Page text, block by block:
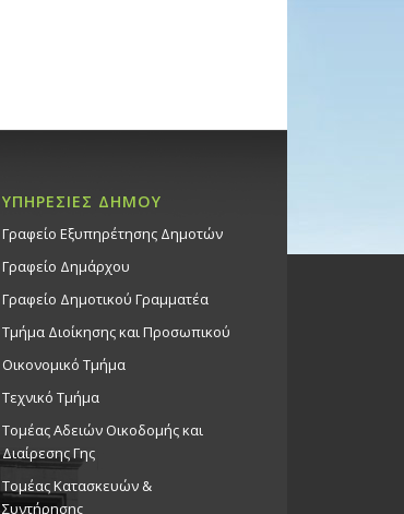
ΥΠΗΡΕΣΙΕΣ ΔΗΜΟΥ
Γραφείο Εξυπηρέτησης Δημοτών
Γραφείο Δημάρχου
Γραφείο Δημοτικού Γραμματέα
Τμήμα Διοίκησης και Προσωπικού
Οικονομικό Τμήμα
Τεχνικό Τμήμα
Τομέας Αδειών Οικοδομής και
Διαίρεσης Γης
Τομέας Κατασκευών &
Συντήρησης